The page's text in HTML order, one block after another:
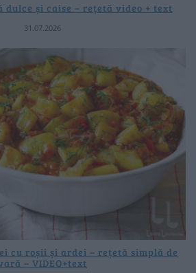
dulce și caise – rețetă video + text
31.07.2026
cu roșii și ardei – rețetă simplă de
– VIDEO+text